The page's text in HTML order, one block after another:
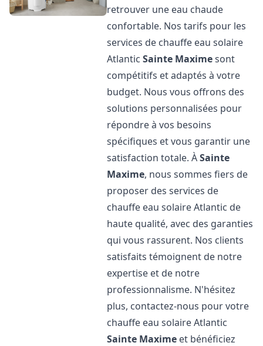
retrouver une eau chaude
confortable. Nos tarifs pour les
services de chauffe eau solaire
AtlanticSainte Maximesont
compétitifs et adaptés à votre
budget. Nous vous offrons des
solutions personnalisées pour
répondre à vos besoins
spécifiques et vous garantir une
satisfaction totale. ÀSainte
Maxime, nous sommes fiers de
proposer des services de
chauffe eau solaire Atlantic de
haute qualité, avec des garanties
qui vous rassurent. Nos clients
satisfaits témoignent de notre
expertise et de notre
professionnalisme. N'hésitez
plus, contactez-nous pour votre
chauffe eau solaire Atlantic
Sainte Maxime et bénéficiez